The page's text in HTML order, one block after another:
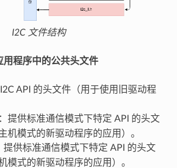
I2C 文件结构
用程序中的公共头文件
API 的头文件（用于使用旧驱动程
：提供标准通信模式下特定 API 的头文
机模式的新驱动程序的应用）。
提供标准通信模式下特定 API 的头文
模式的新驱动程序的应用）。